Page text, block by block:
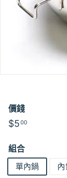
價錢
特
特
$500
組合
單內鍋